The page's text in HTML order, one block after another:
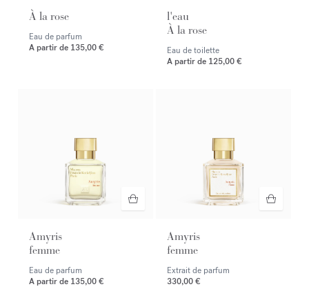
À la rose
Eau de parfum
A partir de 135,00 €
l'eau
À la rose
Eau de toilette
A partir de 125,00 €
Amyris
femme
Eau de parfum
A partir de 135,00 €
Amyris
femme
Extrait de parfum
330,00 €